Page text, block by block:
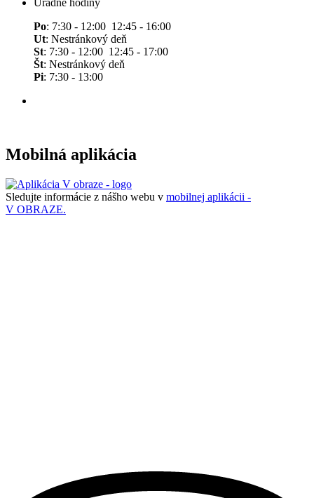
Úradné hodiny
Po: 7:30 - 12:00 12:45 - 16:00
Ut: Nestránkový deň
St: 7:30 - 12:00 12:45 - 17:00
Št: Nestránkový deň
Pi: 7:30 - 13:00
Mobilná aplikácia
Sledujte informácie z nášho webu v mobilnej aplikácii -
V OBRAZE.